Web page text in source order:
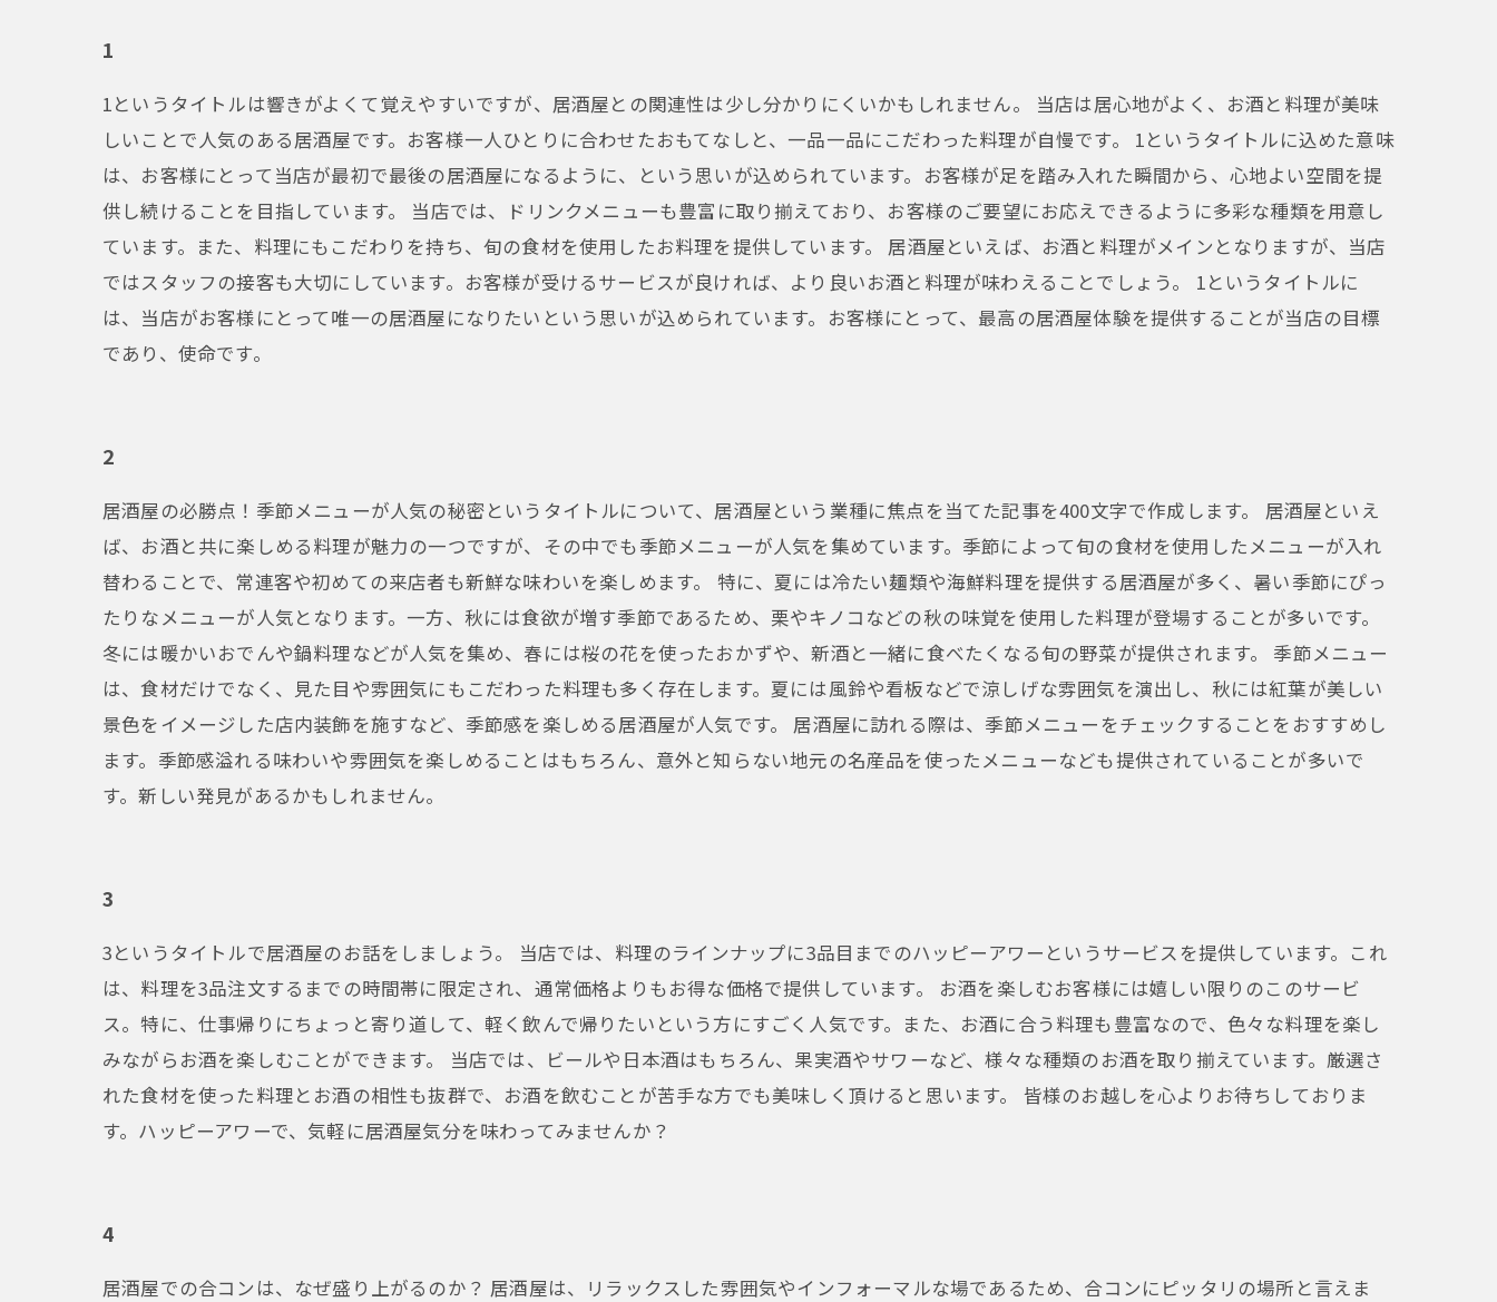
1
1というタイトルは響きがよくて覚えやすいですが、居酒屋との関連性は少し分かりにくいかもしれません。 当店は居心地がよく、お酒と料理が美味
しいことで人気のある居酒屋です。お客様一人ひとりに合わせたおもてなしと、一品一品にこだわった料理が自慢です。 1というタイトルに込めた意味
は、お客様にとって当店が最初で最後の居酒屋になるように、という思いが込められています。お客様が足を踏み入れた瞬間から、心地よい空間を提
供し続けることを目指しています。 当店では、ドリンクメニューも豊富に取り揃えており、お客様のご要望にお応えできるように多彩な種類を用意し
ています。また、料理にもこだわりを持ち、旬の食材を使用したお料理を提供しています。 居酒屋といえば、お酒と料理がメインとなりますが、当店
ではスタッフの接客も大切にしています。お客様が受けるサービスが良ければ、より良いお酒と料理が味わえることでしょう。 1というタイトルに
は、当店がお客様にとって唯一の居酒屋になりたいという思いが込められています。お客様にとって、最高の居酒屋体験を提供することが当店の目標
であり、使命です。
2
居酒屋の必勝点！季節メニューが人気の秘密というタイトルについて、居酒屋という業種に焦点を当てた記事を400文字で作成します。 居酒屋といえ
ば、お酒と共に楽しめる料理が魅力の一つですが、その中でも季節メニューが人気を集めています。季節によって旬の食材を使用したメニューが入れ
替わることで、常連客や初めての来店者も新鮮な味わいを楽しめます。 特に、夏には冷たい麺類や海鮮料理を提供する居酒屋が多く、暑い季節にぴっ
たりなメニューが人気となります。一方、秋には食欲が増す季節であるため、栗やキノコなどの秋の味覚を使用した料理が登場することが多いです。
冬には暖かいおでんや鍋料理などが人気を集め、春には桜の花を使ったおかずや、新酒と一緒に食べたくなる旬の野菜が提供されます。 季節メニュー
は、食材だけでなく、見た目や雰囲気にもこだわった料理も多く存在します。夏には風鈴や看板などで涼しげな雰囲気を演出し、秋には紅葉が美しい
景色をイメージした店内装飾を施すなど、季節感を楽しめる居酒屋が人気です。 居酒屋に訪れる際は、季節メニューをチェックすることをおすすめし
ます。季節感溢れる味わいや雰囲気を楽しめることはもちろん、意外と知らない地元の名産品を使ったメニューなども提供されていることが多いで
す。新しい発見があるかもしれません。
3
3というタイトルで居酒屋のお話をしましょう。 当店では、料理のラインナップに3品目までのハッピーアワーというサービスを提供しています。これ
は、料理を3品注文するまでの時間帯に限定され、通常価格よりもお得な価格で提供しています。 お酒を楽しむお客様には嬉しい限りのこのサービ
ス。特に、仕事帰りにちょっと寄り道して、軽く飲んで帰りたいという方にすごく人気です。また、お酒に合う料理も豊富なので、色々な料理を楽し
みながらお酒を楽しむことができます。 当店では、ビールや日本酒はもちろん、果実酒やサワーなど、様々な種類のお酒を取り揃えています。厳選さ
れた食材を使った料理とお酒の相性も抜群で、お酒を飲むことが苦手な方でも美味しく頂けると思います。 皆様のお越しを心よりお待ちしておりま
す。ハッピーアワーで、気軽に居酒屋気分を味わってみませんか？
4
居酒屋での合コンは、なぜ盛り上がるのか？ 居酒屋は、リラックスした雰囲気やインフォーマルな場であるため、合コンにピッタリの場所と言えま